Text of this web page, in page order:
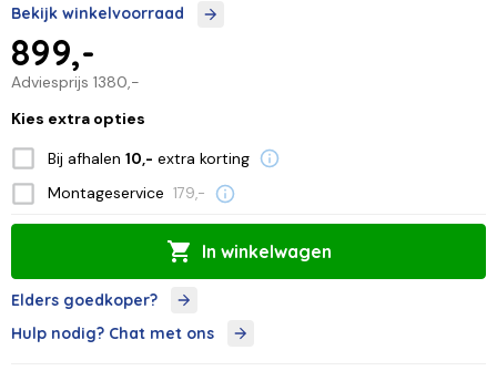
Bekijk winkelvoorraad
Adviesprijs 1380,-
899,-
Kies extra opties
Bij afhalen 10,- extra korting
Montageservice 179,-
In winkelwagen
Elders goedkoper?
Hulp nodig? Chat met ons